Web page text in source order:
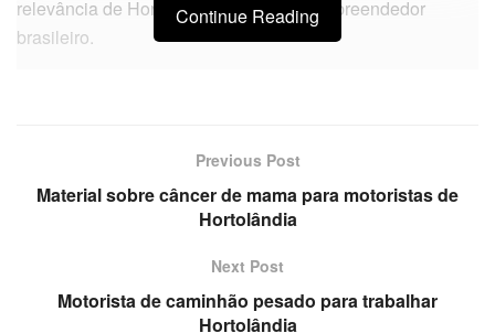
relevância de Hortolândia no cenário empreendedor
brasileiro.
Continue Reading
Previous Post
Material sobre câncer de mama para motoristas de
Hortolândia
Next Post
Motorista de caminhão pesado para trabalhar
Hortolândia